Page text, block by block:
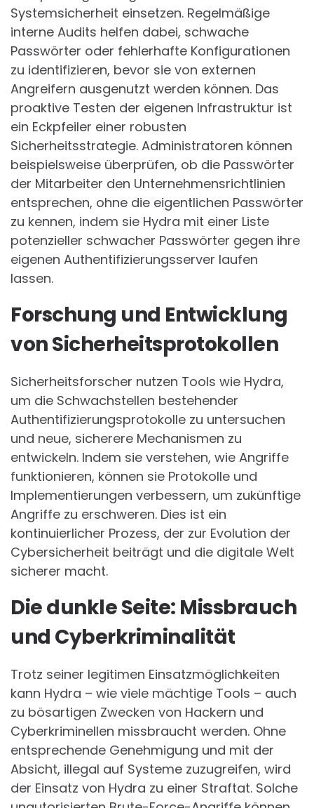
Systemsicherheit einsetzen. Regelmäßige
interne Audits helfen dabei, schwache
Passwörter oder fehlerhafte Konfigurationen
zu identifizieren, bevor sie von externen
Angreifern ausgenutzt werden können. Das
proaktive Testen der eigenen Infrastruktur ist
ein Eckpfeiler einer robusten
Sicherheitsstrategie. Administratoren können
beispielsweise überprüfen, ob die Passwörter
der Mitarbeiter den Unternehmensrichtlinien
entsprechen, ohne die eigentlichen Passwörter
zu kennen, indem sie Hydra mit einer Liste
potenzieller schwacher Passwörter gegen ihre
eigenen Authentifizierungsserver laufen
lassen.
Forschung und Entwicklung
von Sicherheitsprotokollen
Sicherheitsforscher nutzen Tools wie Hydra,
um die Schwachstellen bestehender
Authentifizierungsprotokolle zu untersuchen
und neue, sicherere Mechanismen zu
entwickeln. Indem sie verstehen, wie Angriffe
funktionieren, können sie Protokolle und
Implementierungen verbessern, um zukünftige
Angriffe zu erschweren. Dies ist ein
kontinuierlicher Prozess, der zur Evolution der
Cybersicherheit beiträgt und die digitale Welt
sicherer macht.
Die dunkle Seite: Missbrauch
und Cyberkriminalität
Trotz seiner legitimen Einsatzmöglichkeiten
kann Hydra – wie viele mächtige Tools – auch
zu bösartigen Zwecken von Hackern und
Cyberkriminellen missbraucht werden. Ohne
entsprechende Genehmigung und mit der
Absicht, illegal auf Systeme zuzugreifen, wird
der Einsatz von Hydra zu einer Straftat. Solche